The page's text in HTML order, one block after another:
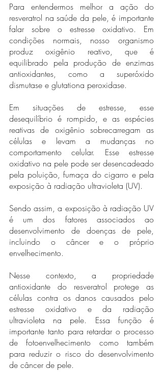
Para entendermos melhor a ação do
resveratrol na saúde da pele, é importante
falar sobre o estresse oxidativo. Em
condições normais, nosso organismo
produz oxigênio reativo, que é
equilibrado pela produção de enzimas
antioxidantes, como a superóxido
dismutase e glutationa peroxidase.
Em situações de estresse, esse
desequilíbrio é rompido, e as espécies
reativas de oxigênio sobrecarregam as
células e levam a mudanças no
comportamento celular. Esse estresse
oxidativo na pele pode ser desencadeado
pela poluição, fumaça do cigarro e pela
exposição à radiação ultravioleta (UV).
Sendo assim, a exposição à radiação UV
é um dos fatores associados ao
desenvolvimento de doenças de pele,
incluindo o câncer e o próprio
envelhecimento.
Nesse contexto, a propriedade
antioxidante do resveratrol protege as
células contra os danos causados pelo
estresse oxidativo e da radiação
ultravioleta na pele. Essa função é
importante tanto para retardar o processo
de fotoenvelhecimento como também
para reduzir o risco do desenvolvimento
de câncer de pele.